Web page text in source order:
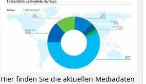
Hier finden Sie die aktuellen Mediadaten